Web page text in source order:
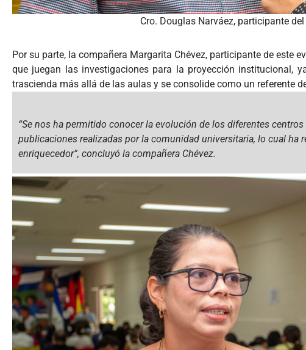
Cro. Douglas Narváez, participante
Por su parte, la compañera Margarita Chévez, participante de este
que juegan las investigaciones para la proyección institucional,
trascienda más allá de las aulas y se consolide como un referente
“Se nos ha permitido conocer la evolución de los diferentes
publicaciones realizadas por la comunidad universitaria, lo cual ha
enriquecedor”, concluyó la compañera Chévez.